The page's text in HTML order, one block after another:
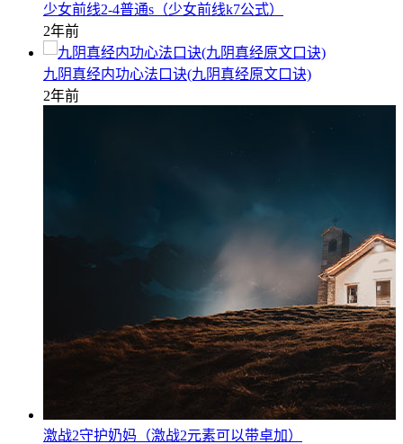
少女前线2-4普通s（少女前线k7公式）
2年前
九阴真经内功心法口诀(九阴真经原文口诀)
2年前
激战2守护奶妈（激战2元素可以带卓加）